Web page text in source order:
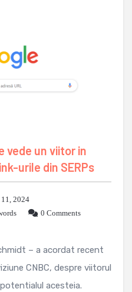
vede un viitor in
urile din SERPs
2024
0 Comments
– a acordat recent
CNBC, despre viitorul
acesteia.